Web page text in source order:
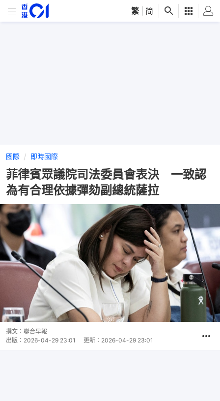
繁 简
國際 即時國際
菲律賓眾議院司法委員會表決 一致認
為有合理依據彈劾副總統薩拉
撰文： 聯合早報
出版： 2026-04-29 23:01 更新： 2026-04-29 23:01